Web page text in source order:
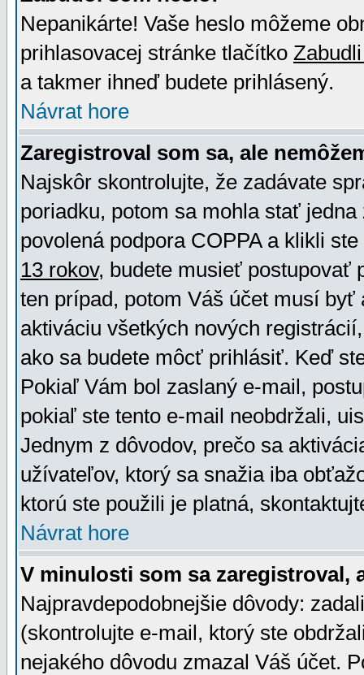
Nepanikárte! Vaše heslo môžeme
prihlasovacej stránke tlačítko
a takmer ihneď budete prihlásený.
Návrat hore
Zaregistroval som sa, ale
Najskôr skontrolujte, že zadávate
poriadku, potom sa mohla stať
povolená podpora COPPA a klikli
13 rokov, budete musieť postupovať
ten prípad, potom Váš účet musí
aktiváciu všetkých nových
ako sa budete môcť prihlásiť. Keď
Pokiaľ Vám bol zaslaný e-mail,
pokiaľ ste tento e-mail neobdržali,
Jednym z dôvodov, prečo sa
užívateľov, ktorý sa snažia iba
ktorú ste použili je platná,
Návrat hore
V minulosti som sa zaregistroval,
Najpravdepodobnejšie dôvody:
(skontrolujte e-mail, ktorý ste
nejakého dôvodu zmazal Váš účet.